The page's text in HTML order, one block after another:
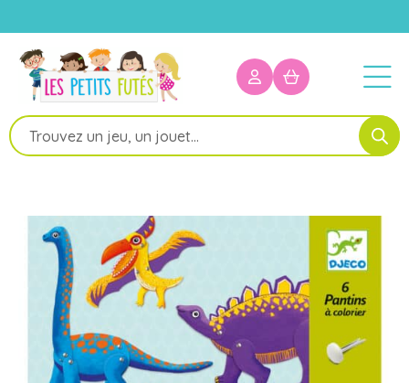
Recherche
de
produits